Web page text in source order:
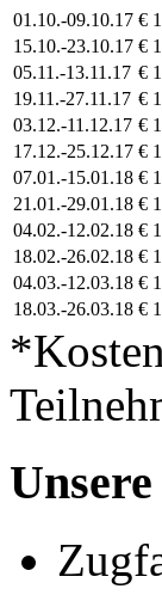
01.10.-09.10.17 €
15.10.-23.10.17 €
05.11.-13.11.17 €
19.11.-27.11.17 €
03.12.-11.12.17 €
17.12.-25.12.17 €
07.01.-15.01.18 €
21.01.-29.01.18 €
04.02.-12.02.18 €
18.02.-26.02.18 €
04.03.-12.03.18 €
18.03.-26.03.18 €